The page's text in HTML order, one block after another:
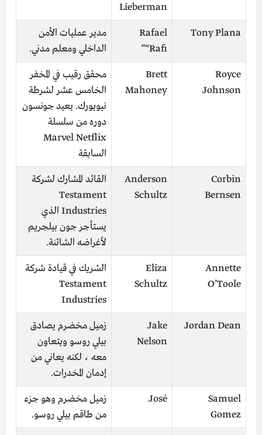
Lieberman
Tony Plana
Rafael
“Rafi”
مدير عمليات الأمن
الداخلي ومعلم مدني.
Royce
Johnson
Brett
Mahoney
محقق رقيب في المخفر
الخامس عشر لشرطة
نيويورك. يعيد جونسون
دوره من سلسلة
Marvel Netflix
السابقة
Corbin
Bernsen
Anderson
Schultz
القائد المشارك لشركة
Testament
Industries الذي
يستأجر جون بيلجريم
لأغراضه الشائنة.
Annette
O’Toole
Eliza
Schultz
الشريك في قيادة شركة
Testament
Industries
Jordan Dean
Jake
Nelson
زميل مخضرم يصادق
بيلي روسو ويتعاون
معه ، لكنه يعاني من
إدمان المخدرات.
Samuel
Gomez
José
زميل مخضرم وهو جزء
من طاقم بيلي روسو.